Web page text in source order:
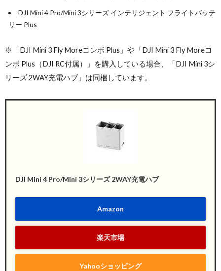
DJI Mini 4 Pro/Mini 3シリーズ インテリジェント フライトバッテ
リー Plus
※「DJI Mini 3 Fly Moreコンボ Plus」や「DJI Mini 3 Fly Moreコ
ンボ Plus（DJI RC付属）」を購入している場合、「DJI Mini 3シ
リーズ 2WAY充電ハブ」は同梱しています。
DJI Mini 4 Pro/Mini 3シリーズ 2WAY充電ハブ
Amazon
楽天市場
Yahooショッピング